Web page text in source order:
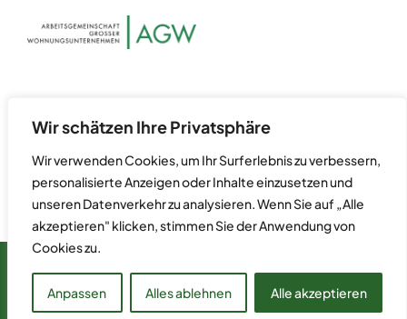
Wir schätzen Ihre Privatsphäre
Wir verwenden Cookies, um Ihr Surferlebnis zu verbessern,
personalisierte Anzeigen oder Inhalte einzusetzen und
unseren Datenverkehr zu analysieren. Wenn Sie auf „Alle
akzeptieren" klicken, stimmen Sie der Anwendung von
Cookies zu.
Anpassen Alles ablehnen Alle akzeptieren
© 2024 Arbeitsgemeinschaft Großer Wohnungsunternehmen
(AGW) • Postfach 70 07 55 • 60557 Frankfurt am Main